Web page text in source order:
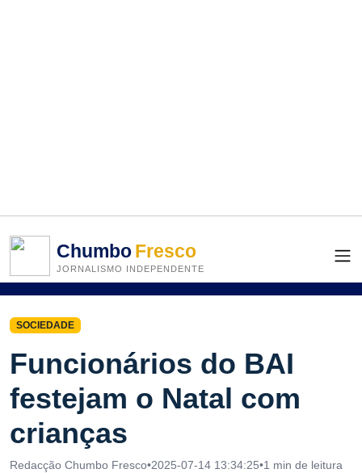
ChumboFresco
JORNALISMO INDEPENDENTE
SOCIEDADE
Funcionários do BAI
festejam o Natal com
crianças
Redacção Chumbo Fresco•2025-07-14 13:34:25•1 min de leitura